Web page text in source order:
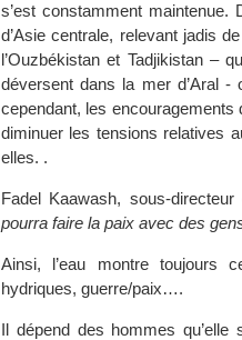
s’est constamment
d’Asie centrale, relevant jadis
l’Ouzbékistan et Tadjikistan –
déversent dans la mer d’Aral -
cependant, les
diminuer les tensions relatives
elles. .
Fadel Kaawash, sous-
pourra faire la paix avec des
Ainsi, l’eau montre toujours
hydriques, guerre/paix….
Il dépend des hommes